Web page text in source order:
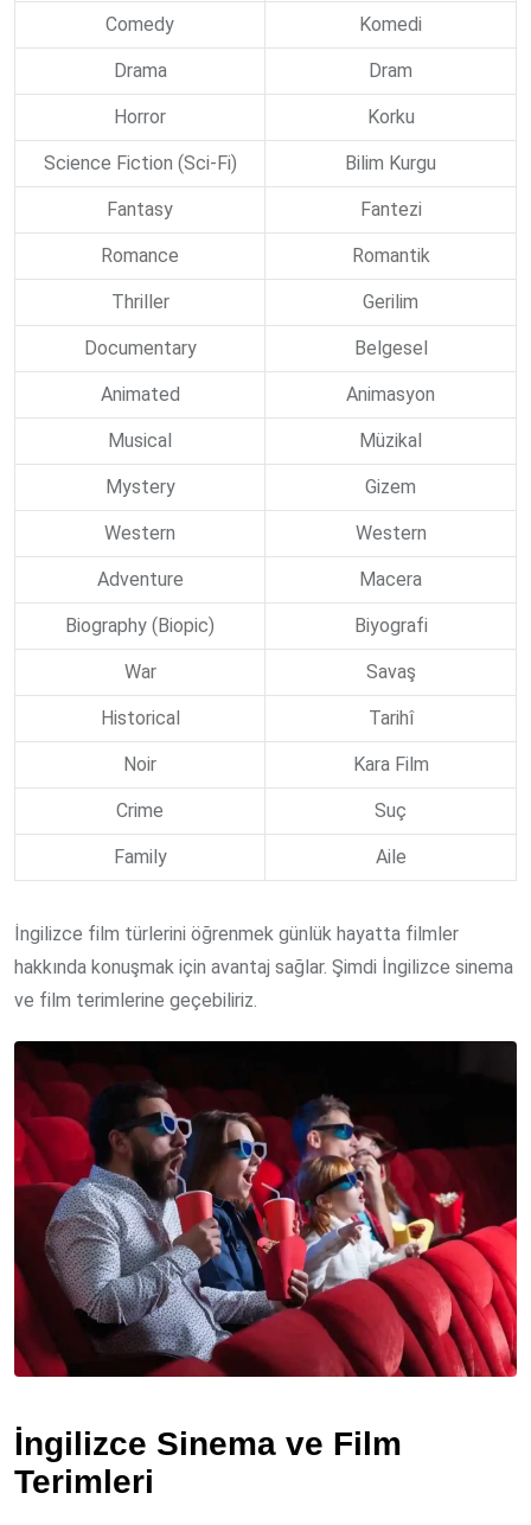
Comedy Komedi
Drama Dram
Horror Korku
Science Fiction (Sci-Fi) Bilim Kurgu
Fantasy Fantezi
Romance Romantik
Thriller Gerilim
Documentary Belgesel
Animated Animasyon
Musical Müzikal
Mystery Gizem
Western Western
Adventure Macera
Biography (Biopic) Biyografi
War Savaş
Historical Tarihî
Noir Kara Film
Crime Suç
Family Aile
İngilizce film türlerini öğrenmek günlük hayatta filmler
hakkında konuşmak için avantaj sağlar. Şimdi İngilizce sinema
ve film terimlerine geçebiliriz.
İngilizce Sinema ve Film
Terimleri